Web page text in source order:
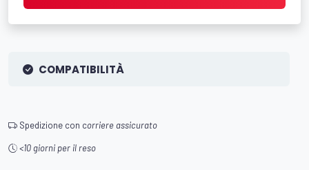
COMPATIBILITÀ
Spedizione con corriere assicurato
<10 giorni per il reso